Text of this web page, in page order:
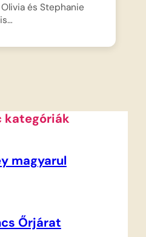
és Stephanie
kategóriák
magyarul
Őrjárat